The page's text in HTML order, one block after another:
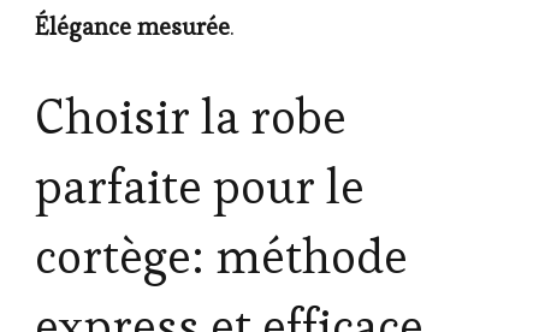
Élégance mesurée.
Choisir la robe
parfaite pour le
cortège: méthode